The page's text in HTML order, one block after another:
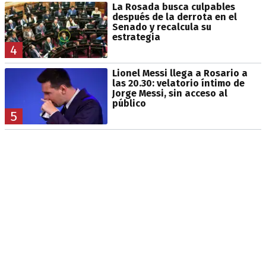
4
La Rosada busca culpables
después de la derrota en el
Senado y recalcula su
estrategia
5
Lionel Messi llega a Rosario a
las 20.30: velatorio íntimo de
Jorge Messi, sin acceso al
público